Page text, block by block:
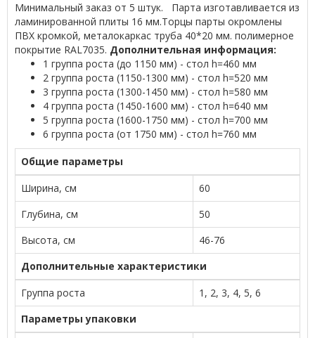
Минимальный заказ от 5 штук. Парта изготавливается из
ламинированной плиты 16 мм.Торцы парты окромлены
ПВХ кромкой, металокаркас труба 40*20 мм. полимерное
покрытие RAL7035. Дополнительная информация:
1 группа роста (до 1150 мм) - стол h=460 мм
2 группа роста (1150-1300 мм) - стол h=520 мм
3 группа роста (1300-1450 мм) - стол h=580 мм
4 группа роста (1450-1600 мм) - стол h=640 мм
5 группа роста (1600-1750 мм) - стол h=700 мм
6 группа роста (от 1750 мм) - стол h=760 мм
Общие параметры
Ширина, см
60
Глубина, см
50
Высота, см
46-76
Дополнительные характеристики
Группа роста
1, 2, 3, 4, 5, 6
Параметры упаковки